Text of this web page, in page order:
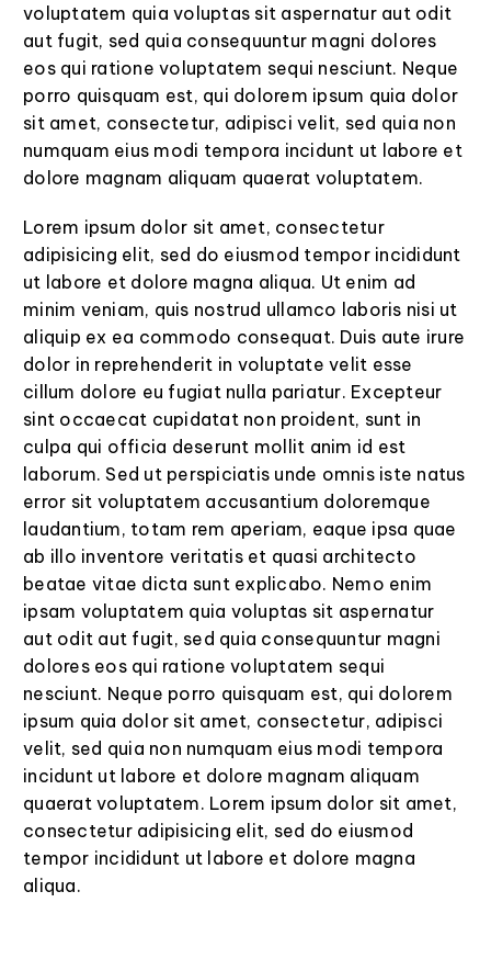
voluptatem quia voluptas sit aspernatur aut odit
aut fugit, sed quia consequuntur magni dolores
eos qui ratione voluptatem sequi nesciunt. Neque
porro quisquam est, qui dolorem ipsum quia dolor
sit amet, consectetur, adipisci velit, sed quia non
numquam eius modi tempora incidunt ut labore et
dolore magnam aliquam quaerat voluptatem.
Lorem ipsum dolor sit amet, consectetur
adipisicing elit, sed do eiusmod tempor incididunt
ut labore et dolore magna aliqua. Ut enim ad
minim veniam, quis nostrud ullamco laboris nisi ut
aliquip ex ea commodo consequat. Duis aute irure
dolor in reprehenderit in voluptate velit esse
cillum dolore eu fugiat nulla pariatur. Excepteur
sint occaecat cupidatat non proident, sunt in
culpa qui officia deserunt mollit anim id est
laborum. Sed ut perspiciatis unde omnis iste natus
error sit voluptatem accusantium doloremque
laudantium, totam rem aperiam, eaque ipsa quae
ab illo inventore veritatis et quasi architecto
beatae vitae dicta sunt explicabo. Nemo enim
ipsam voluptatem quia voluptas sit aspernatur
aut odit aut fugit, sed quia consequuntur magni
dolores eos qui ratione voluptatem sequi
nesciunt. Neque porro quisquam est, qui dolorem
ipsum quia dolor sit amet, consectetur, adipisci
velit, sed quia non numquam eius modi tempora
incidunt ut labore et dolore magnam aliquam
quaerat voluptatem. Lorem ipsum dolor sit amet,
consectetur adipisicing elit, sed do eiusmod
tempor incididunt ut labore et dolore magna
aliqua.